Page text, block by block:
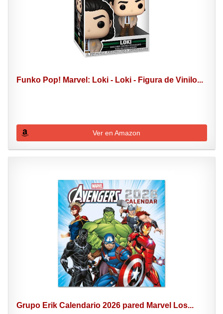
Funko Pop! Marvel: Loki - Loki - Figura de Vinilo...
Ver en Amazon
Grupo Erik Calendario 2026 pared Marvel Los...